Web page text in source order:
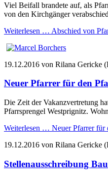
Viel Beifall brandete auf, als
von den Kirchgänger
Weiterlesen … Abschied von
19.12.2016 von Rilana Gericke
Neuer Pfarrer für den
Die Zeit der Vakanzvertretung
Pfarrsprengel Westprignitz.
Weiterlesen … Neuer Pfarrer für
19.12.2016 von Rilana Gericke
Stellenausschreibung